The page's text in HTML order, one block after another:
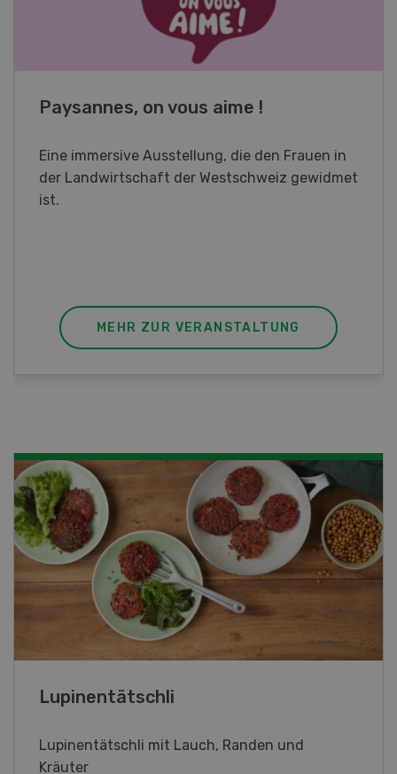
Fachkurs Aquakultur
Sind Sie in der Fischzucht tätig oder
interessieren Sie sich für das Thema? In
diesem Fall ist unser FBA-Weiterbildungskurs
MEHR ZUR VERANSTALTUNG
Frühlingsrollen
Frühlingsrollen mit Poulet